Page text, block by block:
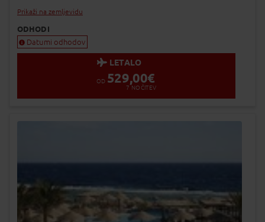
Prikaži na zemljevidu
ODHODI
Datumi odhodov
LETALO
OD 529,00€
7 NOČITEV